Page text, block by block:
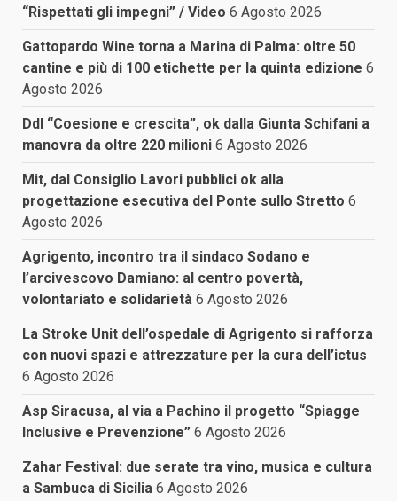
“Rispettati gli impegni” / Video 6 Agosto 2026
Gattopardo Wine torna a Marina di Palma: oltre 50
cantine e più di 100 etichette per la quinta edizione 6
Agosto 2026
Ddl “Coesione e crescita”, ok dalla Giunta Schifani a
manovra da oltre 220 milioni 6 Agosto 2026
Mit, dal Consiglio Lavori pubblici ok alla
progettazione esecutiva del Ponte sullo Stretto 6
Agosto 2026
Agrigento, incontro tra il sindaco Sodano e
l’arcivescovo Damiano: al centro povertà,
volontariato e solidarietà 6 Agosto 2026
La Stroke Unit dell’ospedale di Agrigento si rafforza
con nuovi spazi e attrezzature per la cura dell’ictus
6 Agosto 2026
Asp Siracusa, al via a Pachino il progetto “Spiagge
Inclusive e Prevenzione” 6 Agosto 2026
Zahar Festival: due serate tra vino, musica e cultura
a Sambuca di Sicilia 6 Agosto 2026